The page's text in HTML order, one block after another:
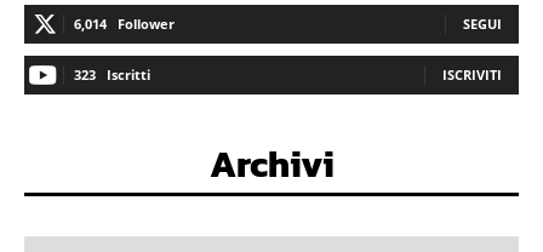
6,014 Follower SEGUI
323 Iscritti ISCRIVITI
Archivi